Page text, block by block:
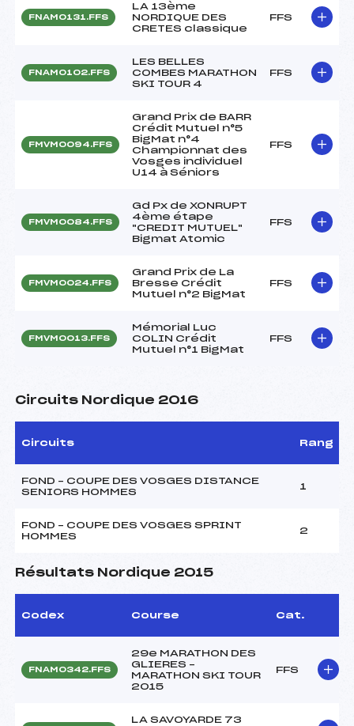
FNAM0131.FFS
LA 13ème
NORDIQUE DES
CRETES classique
FFS
FNAM0102.FFS
LES BELLES
COMBES MARATHON
SKI TOUR 4
FFS
FMVM0094.FFS
Grand Prix de BARR
Crédit Mutuel n°5
BigMat n°4
Championnat des
Vosges individuel
U14 à Séniors
FFS
FMVM0084.FFS
Gd Px de XONRUPT
4ème étape
"CREDIT MUTUEL"
Bigmat Atomic
FFS
FMVM0024.FFS
Grand Prix de La
Bresse Crédit
Mutuel n°2 BigMat
FFS
FMVM0013.FFS
Mémorial Luc
COLIN Crédit
Mutuel n°1 BigMat
FFS
Circuits Nordique 2016
Circuits Rang
FOND – COUPE DES VOSGES DISTANCE
SENIORS HOMMES
1
FOND – COUPE DES VOSGES SPRINT
HOMMES
2
Résultats Nordique 2015
Codex Course Cat.
FNAM0342.FFS
29e MARATHON DES
GLIERES –
MARATHON SKI TOUR
2015
FFS
LA SAVOYARDE 73